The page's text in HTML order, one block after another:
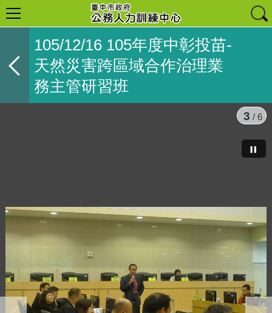
105/12/16 105年度中彰投苗-
天然災害跨區域合作治理業
務主管研習班
3 / 6